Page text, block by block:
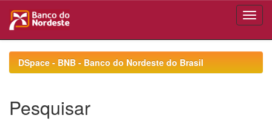
navigationDSpace - BNB - Banco do Nordeste do Brasil
Pesquisar